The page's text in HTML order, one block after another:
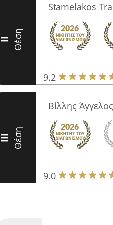
II Θέση
Stamelakos
9.2
III Θέση
Βίλλης
9.0